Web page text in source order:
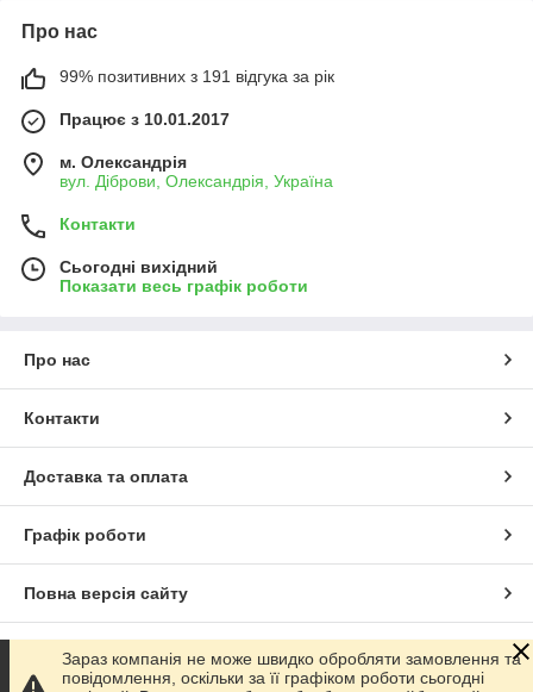
Про нас
99% позитивних з 191 відгука за рік
Працює з 10.01.2017
м. Олександрія
вул. Діброви, Олександрія, Україна
Контакти
Сьогодні вихідний
Показати весь графік роботи
Про нас
Контакти
Доставка та оплата
Графік роботи
Повна версія сайту
Сайт створено на маркетплейсіProm.ua
Зараз компанія не може швидко обробляти замовлення та
повідомлення, оскільки за її графіком роботи сьогодні